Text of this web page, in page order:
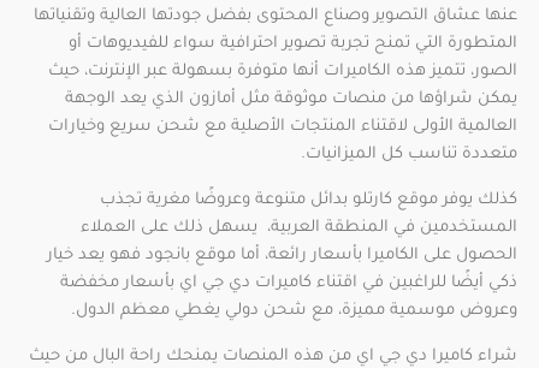
عنها عشاق التصوير وصناع المحتوى بفضل جودتها العالية وتقنياتها
المتطورة التي تمنح تجربة تصوير احترافية سواء للفيديوهات أو
الصور، تتميز هذه الكاميرات أنها متوفرة بسهولة عبر الإنترنت، حيث
يمكن شراؤها من منصات موثوقة مثل أمازون الذي يعد الوجهة
العالمية الأولى لاقتناء المنتجات الأصلية مع شحن سريع وخيارات
متعددة تناسب كل الميزانيات.
كذلك يوفر موقع كارتلو بدائل متنوعة وعروضًا مغرية تجذب
المستخدمين في المنطقة العربية، يسهل ذلك على العملاء
الحصول على الكاميرا بأسعار رائعة، أما موقع بانجود فهو يعد خيار
ذكي أيضًا للراغبين في اقتناء كاميرات دي جي اي بأسعار مخفضة
وعروض موسمية مميزة، مع شحن دولي يغطي معظم الدول.
شراء كاميرا دي جي اي من هذه المنصات يمنحك راحة البال من حيث